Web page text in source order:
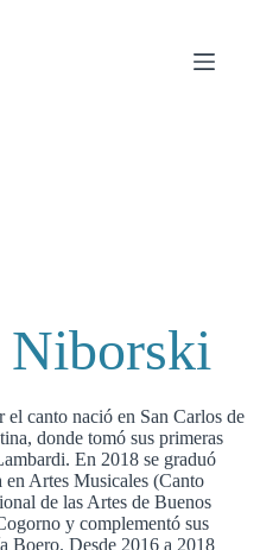
Niborski
canto nació en San Carlos de
donde tomó sus primeras
En 2018 se graduó
Artes Musicales (Canto
de las Artes de Buenos
y complementó sus
Boero. Desde 2016 a 2018